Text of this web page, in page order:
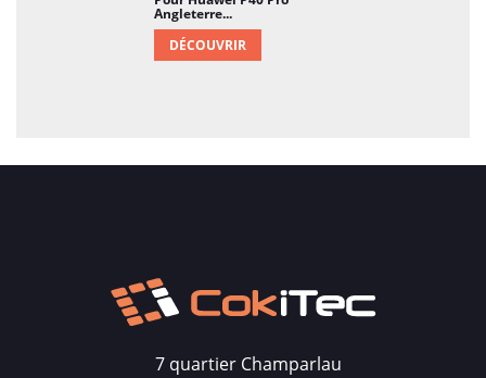
Angleterre...
DÉCOUVRIR
7 quartier Champarlau